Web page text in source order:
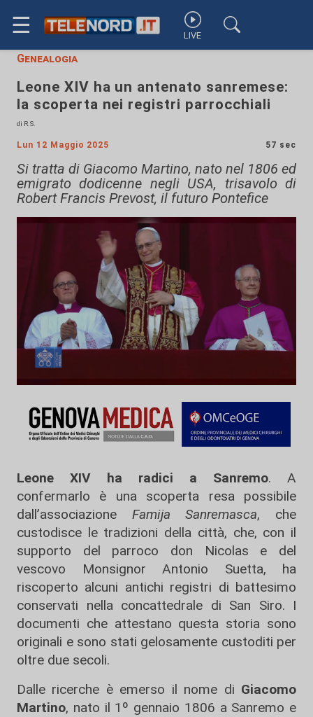
☰ LIVE
Genealogia
Leone XIV ha un antenato sanremese:
la scoperta nei registri parrocchiali
di R.S.
Lun 12 Maggio 2025 57 sec
Si tratta di Giacomo Martino, nato nel 1806 ed
emigrato dodicenne negli USA, trisavolo di
Robert Francis Prevost, il futuro Pontefice
Leone XIV ha radici a Sanremo. A
confermarlo è una scoperta resa possibile
dall’associazione Famija Sanremasca, che
custodisce le tradizioni della città, che, con il
supporto del parroco don Nicolas e del
vescovo Monsignor Antonio Suetta, ha
riscoperto alcuni antichi registri di battesimo
conservati nella concattedrale di San Siro. I
documenti che attestano questa storia sono
originali e sono stati gelosamente custoditi per
oltre due secoli.
Dalle ricerche è emerso il nome di Giacomo
Martino, nato il 1º gennaio 1806 a Sanremo e